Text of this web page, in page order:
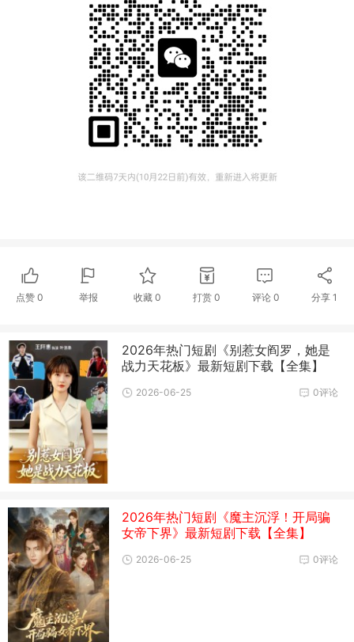
点赞 0 举报 收藏0 打赏 0 评论 0 分享1
2026年热门短剧《别惹女阎罗，她是
战力天花板》最新短剧下载【全集】
0评论
2026-06-25
2026年热门短剧《魔主沉浮！开局骗
女帝下界》最新短剧下载【全集】
0评论
2026-06-25